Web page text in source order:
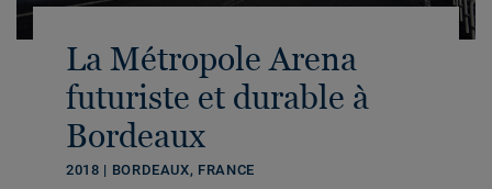
La Métropole Arena
futuriste et durable à
Bordeaux
2018 | BORDEAUX, FRANCE